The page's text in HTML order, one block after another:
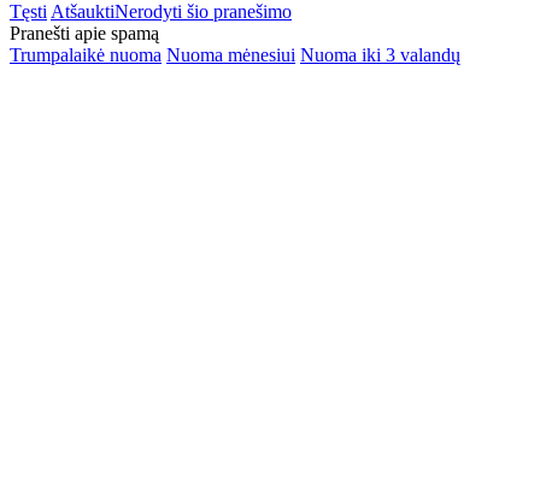
Tęsti AtšauktiNerodyti šio pranešimo
Pranešti apie spamą
Trumpalaikė nuoma Nuoma mėnesiui Nuoma iki 3 valandų